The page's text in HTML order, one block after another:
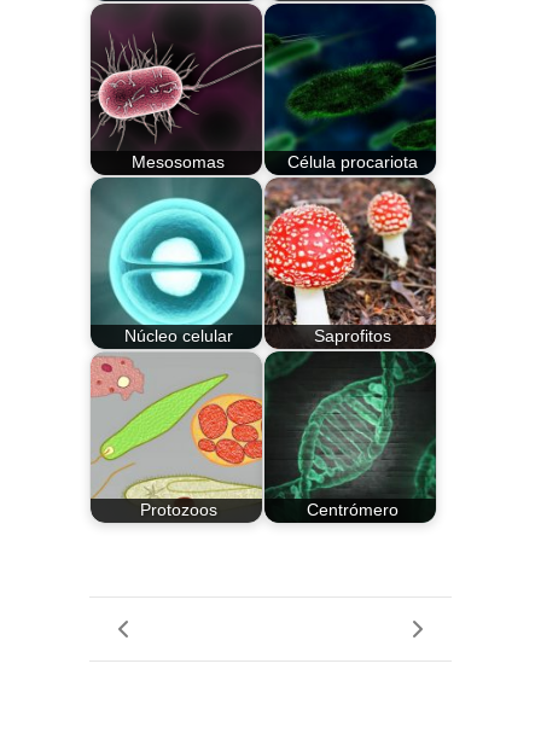
Mesosomas Célula procariota
Núcleo celular Saprofitos
Protozoos Centrómero